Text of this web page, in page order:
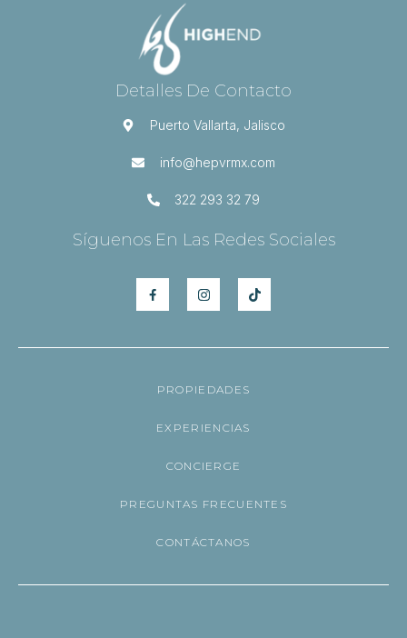
Detalles De Contacto
Puerto Vallarta, Jalisco
info@hepvrmx.com
322 293 32 79
Síguenos En Las Redes Sociales
PROPIEDADES
EXPERIENCIAS
CONCIERGE
PREGUNTAS FRECUENTES
CONTÁCTANOS